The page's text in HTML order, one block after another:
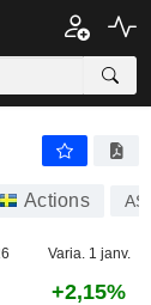
Actions
Varia. 1 janv.
+2,15%